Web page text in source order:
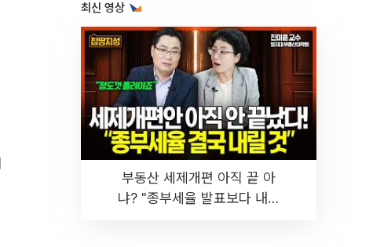
최신 영상
부동산 세제개편 아직 끝 아
냐? "종부세율 발표보다 내릴